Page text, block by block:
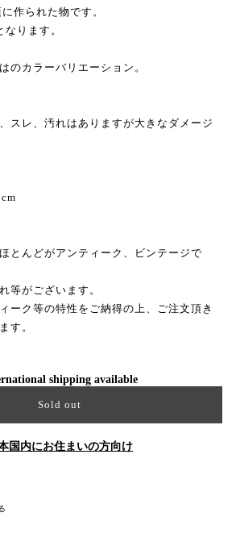
作られた物です。
ります。
のカラーバリエーション。
スレ、汚れはありますが大きなダメージ
とんどがアンティーク、ビンテージで
等がございます。
ーク等の特性をご納得の上、ご注文頂き
す。
shipping available
Sold out
国内にお住まいの方向け